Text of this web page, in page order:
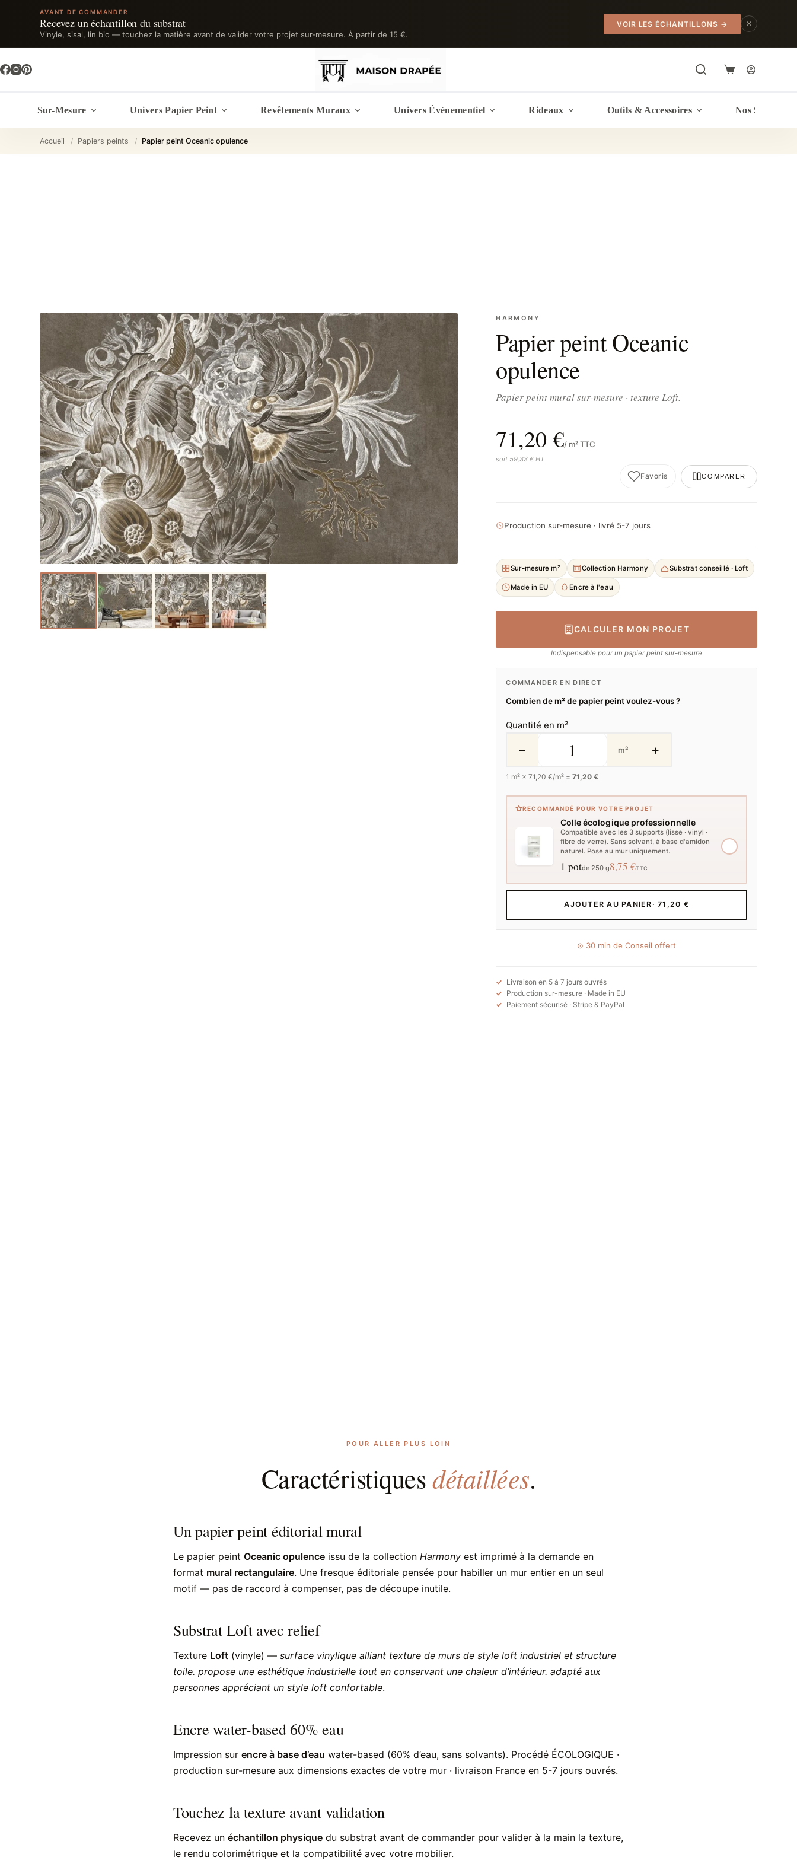
AVANT DE COMMANDER
Recevez un échantillon du substrat
Vinyle, sisal, lin bio — touchez la matière avant de valider votre projet sur-mesure. À partir de 15 €.
VOIR LES ÉCHANTILLONS → ✕
au
contenu
Panier
Sur-Mesure Univers Papier Peint Revêtements Muraux Univers Événementiel Rideaux Outils & Accessoires Nos Services
Accueil / Papiers peints / Papier peint Oceanic opulence
HARMONY
Papier peint Oceanic
opulence
Papier peint mural sur-mesure · texture Loft.
71,20 €/ m² TTC
soit 59,33 € HT
Favoris COMPARER
Production sur-mesure · livré 5-7 jours
Sur-mesure m² Collection Harmony Substrat conseillé · Loft
Made in EU Encre à l'eau
CALCULER MON PROJET
Indispensable pour un papier peint sur-mesure
COMMANDER EN DIRECT
Combien de m² de papier peint voulez-vous ?
Quantité en m²
− m² +
1 m² ×71,20 €/m² =71,20 €
RECOMMANDÉ POUR VOTRE PROJET
Colle écologique professionnelle
Compatible avec les 3 supports (lisse · vinyl ·
fibre de verre). Sans solvant, à base d'amidon
naturel. Pose au mur uniquement.
1 potde 250 g8,75 €TTC
AJOUTER AU PANIER · 71,20 €
⊙ 30 min de Conseil offert
Livraison en 5 à 7 jours ouvrés
Production sur-mesure · Made in EU
Paiement sécurisé · Stripe & PayPal
POUR ALLER PLUS LOIN
Caractéristiquesdétaillées.
Un papier peint éditorial mural
Le papier peint Oceanic opulence issu de la collection Harmony est imprimé à la demande en
format mural rectangulaire. Une fresque éditoriale pensée pour habiller un mur entier en un seul
motif — pas de raccord à compenser, pas de découpe inutile.
Substrat Loft avec relief
Texture Loft (vinyle) — surface vinylique alliant texture de murs de style loft industriel et structure
toile. propose une esthétique industrielle tout en conservant une chaleur d’intérieur. adapté aux
personnes appréciant un style loft confortable.
Encre water-based 60% eau
Impression sur encre à base d’eau water-based (60% d’eau, sans solvants). Procédé ÉCOLOGIQUE ·
production sur-mesure aux dimensions exactes de votre mur · livraison France en 5-7 jours ouvrés.
Touchez la texture avant validation
Recevez un échantillon physique du substrat avant de commander pour valider à la main la texture,
le rendu colorimétrique et la compatibilité avec votre mobilier.